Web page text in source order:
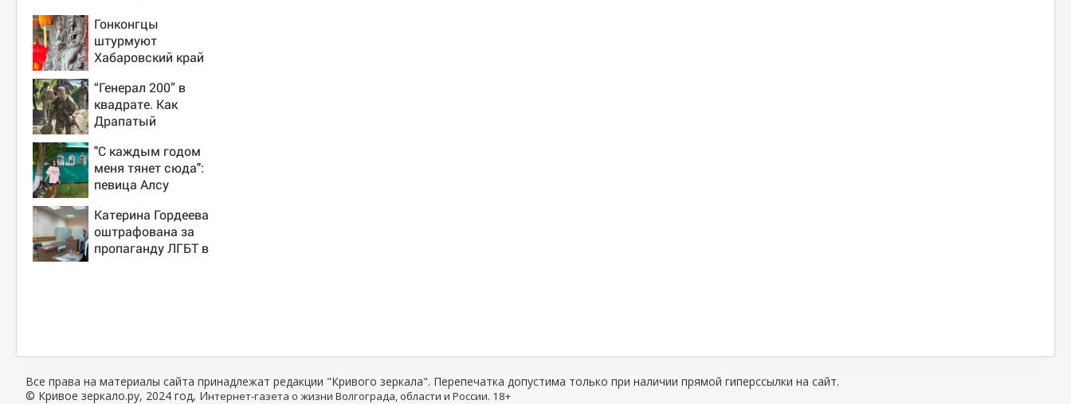
Гонконгцы
штурмуют
Хабаровский край
“Генерал 200” в
квадрате. Как
Драпатый
Сырского
"С каждым годом
меня тянет сюда":
певица Алсу
татарскую деревню,
где прошло ее
детство 07/08/2026
Катерина Гордеева
оштрафована за
пропаганду ЛГБТ в
Все права на материалы сайта принадлежат редакции "Кривого зеркала". Перепечатка допустима только при наличии прямой гиперссылки на сайт.
© Кривое зеркало.ру, 2024 год, Интернет-газета о жизни Волгограда, области и России. 18+